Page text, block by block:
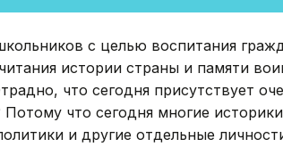
с целью воспитания
истории страны и памяти
что сегодня присутствует
что сегодня многие
и другие отдельные